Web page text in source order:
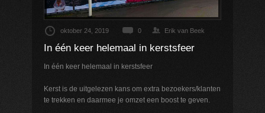
oktober 24, 2019 0 Erik van Beek
In één keer helemaal in kerstsfeer
In één keer helemaal in kerstsfeer
Kerst is de uitgelezen kans om extra bezoekers/klanten
te trekken en daarmee je omzet een boost te geven.